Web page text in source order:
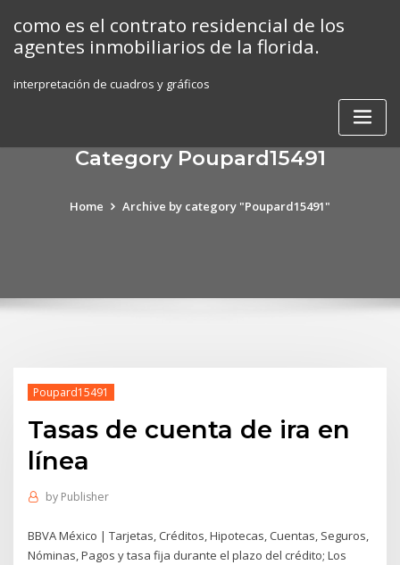
content
como es el contrato residencial de los
agentes inmobiliarios de la florida.
interpretación de cuadros y gráficos
Category Poupard15491
Home Archive by category "Poupard15491"
Poupard15491
Tasas de cuenta de ira en
línea
by Publisher
BBVA México | Tarjetas, Créditos, Hipotecas, Cuentas, Seguros,
Nóminas, Pagos y tasa fija durante el plazo del crédito; Los